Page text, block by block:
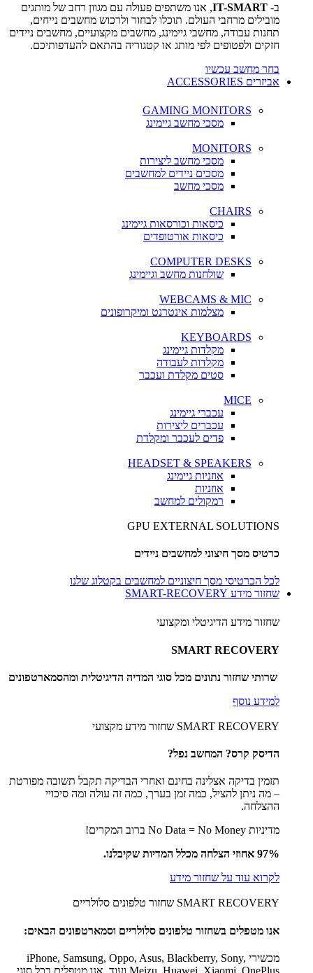
ב- IT-SMART, אנו משתפים פעולה עם מגוון רחב של מותגים
מובילים מרחבי העולם. תוכלו לבחור ולרכוש מחשבים נייחים,
תחנות עבודה, מחשבי גיימינג, מחשבים מקצועיים, מחשבים ניידים
חזקים ולפטופים לפי מותג או קטגוריה בהתאם להעדפותיכם.
בחר מחשב עכשיו
אביזרים ACCESSORIES
GAMING MONITORS
מסכי מחשב גיימינג
MONITORS
מסכי מחשב ליצירות
מסכים ניידים למחשבים
מסכי מחשב
CHAIRS
כיסאות וכורסאות גיימינג
כיסאות אורטופדים
COMPUTER DESKS
שולחנות מחשב וגיימינג
WEBCAMS & MIC
מצלמות אינטרנט ומיקרופונים
KEYBOARDS
מקלדות גיימינג
מקלדות לעבודה
סטים מקלדת ועכבר
MICE
עכברי גיימינג
עכברים ליצירות
פדים לעכבר ומקלדת
HEADSET & SPEAKERS
אוזניות גיימינג
אוזניות
רמקולים למחשב
GPU EXTERNAL SOLUTIONS
כרטיס מסך חיצוני למחשבים ניידים
לכל הכרטיסי מסך חיצוניים למחשבים בקטלוג שלנו
שחזור מידע SMART-RECOVERY
שחזור מידע הדיגיטלי ומקצועי
SMART RECOVERY
שרותי שחזור נתונים מכל סוגי המדיה הדיגיטלית ומהסמארטפונים
למידע נוסף
SMART RECOVERY שחזור מידע מקצועי
הדיסק קרס? המחשב נפל?
תזמין בדיקה אצלינה בחינם ואחרי הבדיקה תקבל תשובה מפורטת
– מה ניתן להציל, כמה זמן בערך, כמה זה עולה ומה סיכויי
ההצלחה.
מדיניות No Data = No Money ברוב המקרים!
97% אחוזי הצלחה מכלל המדיות שקיבלנו.
לקרוא עוד על שחזור מידע
SMART RECOVERY שחזור טלפונים סלולריים
אנו מטפלים בשחזור טלפונים סלולריים וסמארטפונים הבאים:
מכשירי iPhone, Samsung, Oppo, Asus, Blackberry, Sony,
Meizu, Huawei, Xiaomi, OnePlus ועוד. אנו מטפלים בכל סוגי